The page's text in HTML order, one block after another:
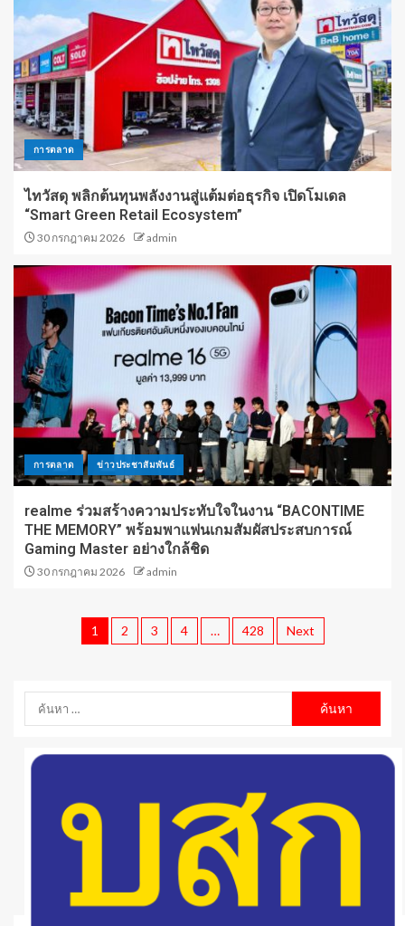
การตลาด
ไทวัสดุ พลิกต้นทุนพลังงานสู่แต้มต่อธุรกิจ เปิดโมเดล
“Smart Green Retail Ecosystem”
30 กรกฎาคม 2026 admin
การตลาด ข่าวประชาสัมพันธ์
realme ร่วมสร้างความประทับใจในงาน “BACONTIME
THE MEMORY” พร้อมพาแฟนเกมสัมผัสประสบการณ์
Gaming Master อย่างใกล้ชิด
30 กรกฎาคม 2026 admin
1 2 3 4 … 428 Next